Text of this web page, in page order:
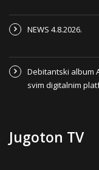
NEWS 4.8.2026.
Debitantski album
svim digitalnim
Jugoton TV